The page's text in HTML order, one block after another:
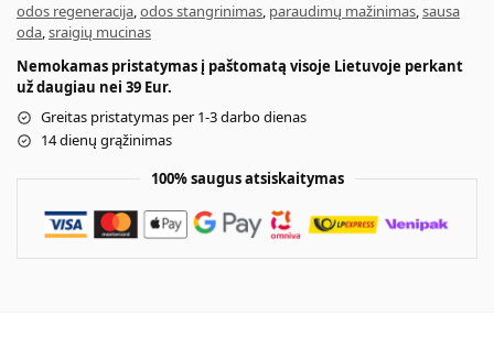
odos regeneracija,odos stangrinimas, paraudimų mažinimas,sausa
oda,sraigių mucinas
Nemokamas pristatymas į paštomatą visoje Lietuvoje perkant
už daugiau nei 39 Eur.
Greitas pristatymas per 1-3 darbo dienas
14 dienų grąžinimas
100% saugus atsiskaitymas